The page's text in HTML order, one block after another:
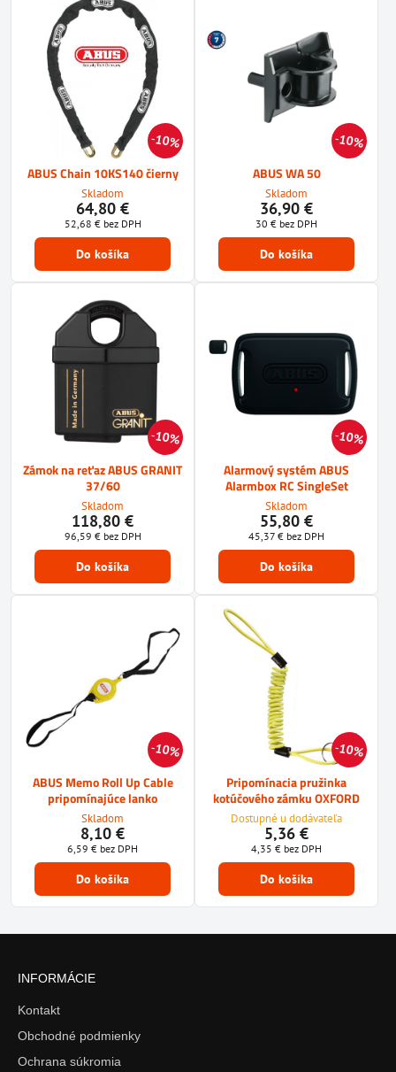
10%
ABUS Chain 10KS140 čierny
Skladom
64,80 €
52,68 € bez DPH
Do košíka
10%
ABUS WA 50
Skladom
36,90 €
30 € bez DPH
Do košíka
10%
Zámok na reťaz ABUS GRANIT
37/60
Skladom
118,80 €
96,59 € bez DPH
Do košíka
10%
Alarmový systém ABUS
Alarmbox RC SingleSet
Skladom
55,80 €
45,37 € bez DPH
Do košíka
10%
ABUS Memo Roll Up Cable
pripomínajúce lanko
Skladom
8,10 €
6,59 € bez DPH
Do košíka
10%
Pripomínacia pružinka
kotúčového zámku OXFORD
Dostupné u dodávateľa
5,36 €
4,35 € bez DPH
Do košíka
INFORMÁCIE
Kontakt
Obchodné podmienky
Ochrana súkromia